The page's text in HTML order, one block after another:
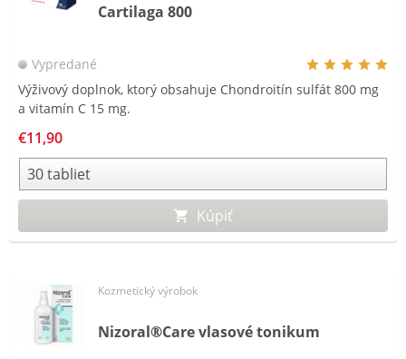
Cartilaga 800
Vypredané
Výživový doplnok, ktorý obsahuje Chondroitín sulfát 800 mg
a vitamín C 15 mg.
€11,90
Kúpiť
Kozmetický výrobok
Nizoral®Care vlasové tonikum